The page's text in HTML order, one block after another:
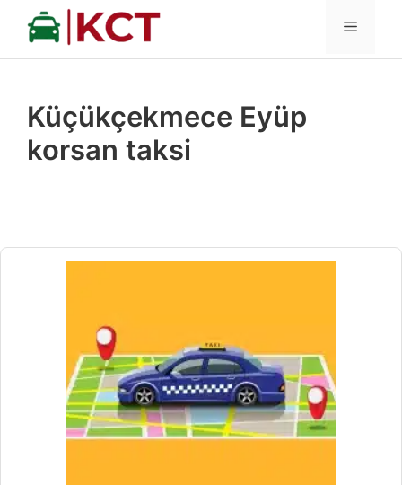
İçeriğe
MENÜ
Küçükçekmece Eyüp
korsan taksi